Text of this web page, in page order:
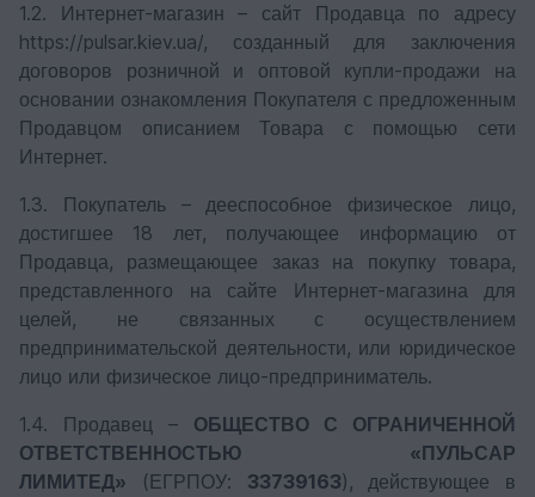
1.2. Интернет-магазин – сайт Продавца по адресу
https://pulsar.kiev.ua/, созданный для заключения
договоров розничной и оптовой купли-продажи на
основании ознакомления Покупателя с предложенным
Продавцом описанием Товара с помощью сети
Интернет.
1.3. Покупатель – дееспособное физическое лицо,
достигшее 18 лет, получающее информацию от
Продавца, размещающее заказ на покупку товара,
представленного на сайте Интернет-магазина для
целей, не связанных с осуществлением
предпринимательской деятельности, или юридическое
лицо или физическое лицо-предприниматель.
1.4. Продавец – ОБЩЕСТВО С ОГРАНИЧЕННОЙ
ОТВЕТСТВЕННОСТЬЮ «ПУЛЬСАР
ЛИМИТЕД» (ЕГРПОУ: 33739163), действующее в